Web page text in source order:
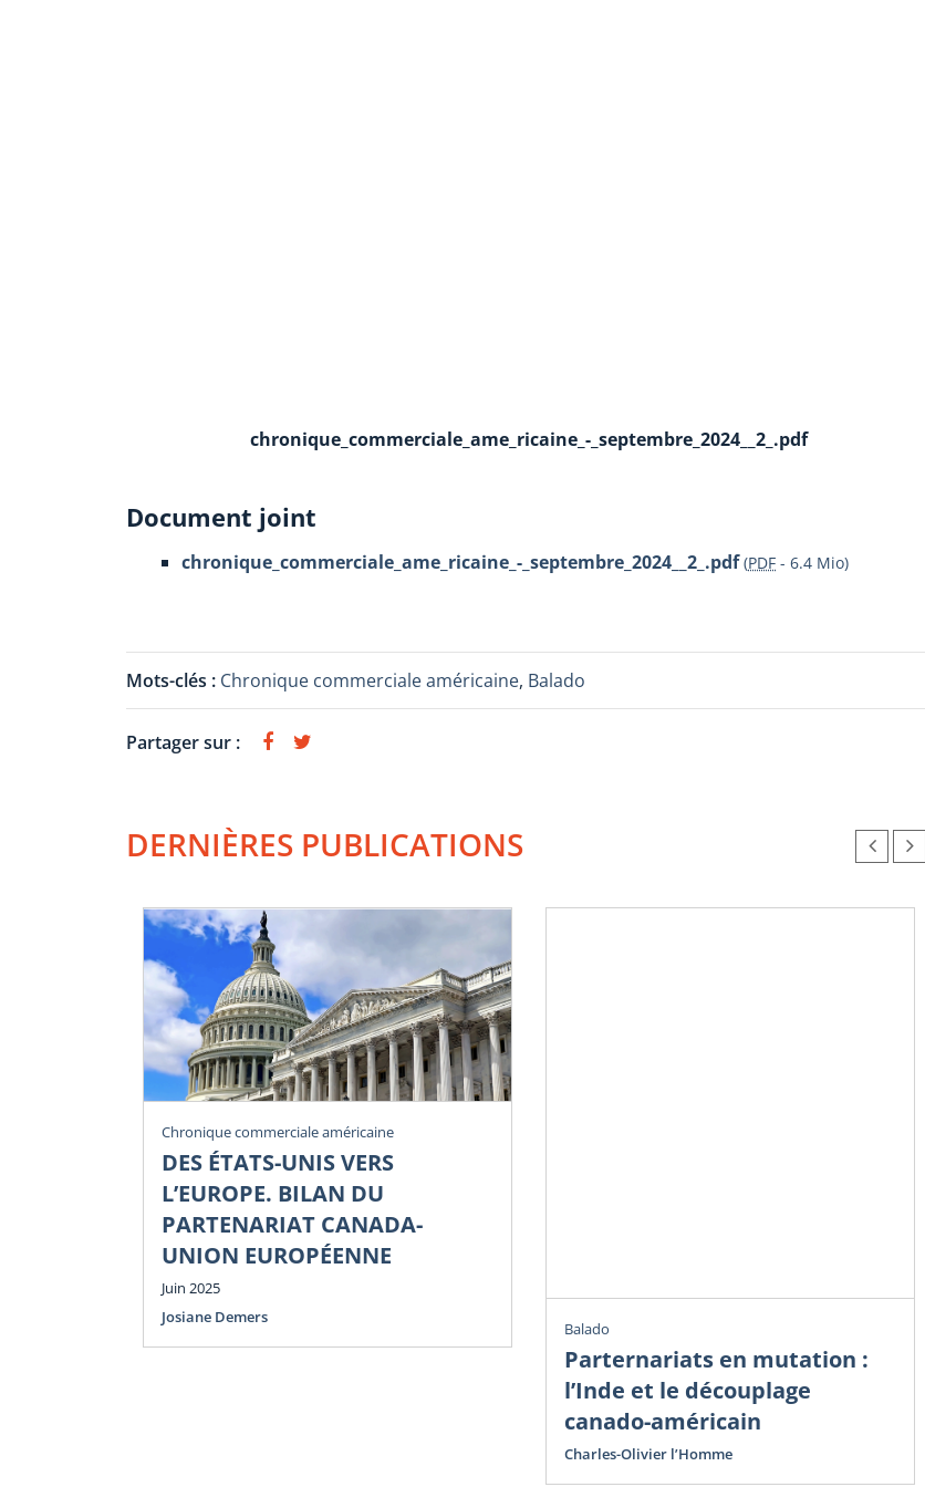
chronique_commerciale_ame_ricaine_-_septembre_2024__2_.pdf
Document joint
chronique_commerciale_ame_ricaine_-_septembre_2024__2_.pdf (PDF - 6.4 Mio)
Mots-clés : Chronique commerciale américaine, Balado
Partager sur :
DERNIÈRES PUBLICATIONS
Chronique commerciale américaine
DES ÉTATS-UNIS VERS
L’EUROPE. BILAN DU
PARTENARIAT CANADA-
UNION EUROPÉENNE
Juin 2025
Josiane Demers
Balado
Parternariats en mutation :
l’Inde et le découplage
canado-américain
Charles-Olivier l’Homme